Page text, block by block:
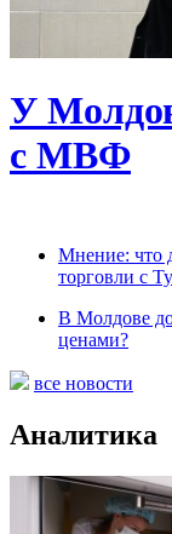
У
с МВФ
Мнение: что
торговли с
В Молдове
ценами?
все новости
Аналитика